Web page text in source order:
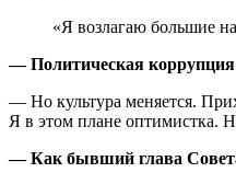
«Я возлагаю большие
— Политическая коррупция
— Но культура меняется.
Я в этом пла­не оптимистка.
— Как бывший глава Совета